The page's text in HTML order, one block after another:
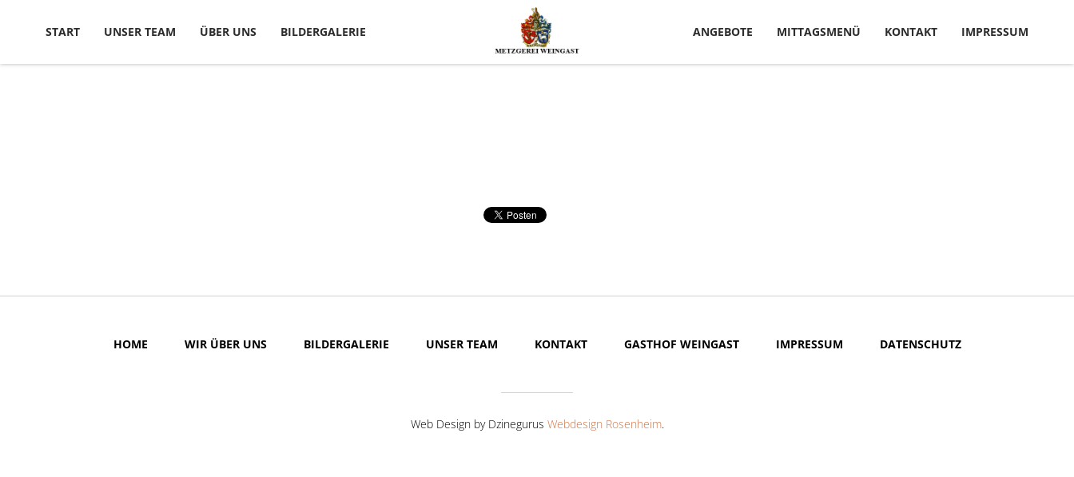
START UNSER TEAM ÜBER UNS BILDERGALERIE ANGEBOTE MITTAGSMENÜ KONTAKT IMPRESSUM
HOME WIR ÜBER UNS BILDERGALERIE UNSER TEAM KONTAKT GASTHOF WEINGAST IMPRESSUM DATENSCHUTZ
Web Design by Dzinegurus Webdesign Rosenheim.